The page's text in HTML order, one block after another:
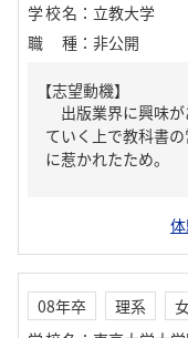
学校名 ： 立教大学
職種 ： 非公開
【志望動機】
出版業界に興味が
ていく上で教科書
に惹かれたため。
08年卒 理系